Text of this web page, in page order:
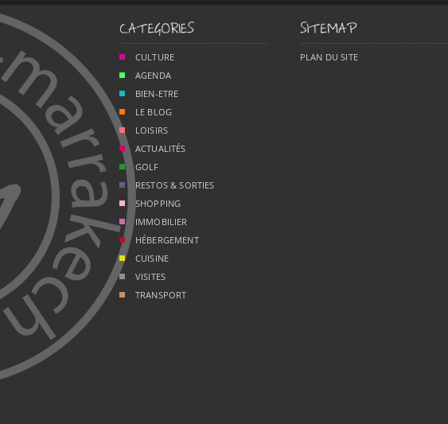
CULTURE
AGENDA
BIEN-ETRE
LE BLOG
LOISIRS
ACTUALITÉS
GOLF
RESTOS & SORTIES
SHOPPING
IMMOBILIER
HÉBERGEMENT
CUISINE
VISITES
TRANSPORT
PLAN DU SITE